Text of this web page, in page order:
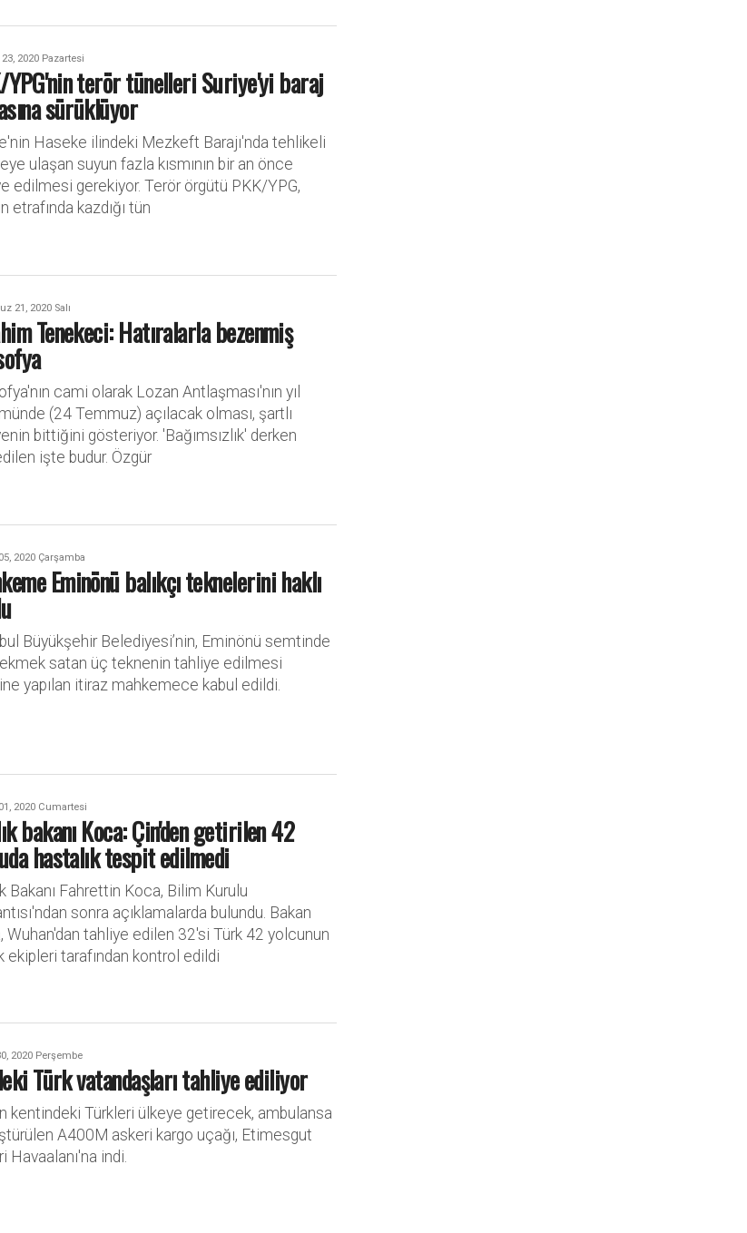
23, 2020 Pazartesi
YPG'nin terör tünelleri Suriye'yi baraj
sürüklüyor
Haseke ilindeki Mezkeft Barajı'nda tehlikeli
ulaşan suyun fazla kısmının bir an önce
edilmesi gerekiyor. Terör örgütü PKK/YPG,
etrafında kazdığı tün
21, 2020 Salı
Tenekeci: Hatıralarla bezenmiş
cami olarak Lozan Antlaşması'nın yıl
(24 Temmuz) açılacak olması, şartlı
bittiğini gösteriyor. 'Bağımsızlık' derken
işte budur. Özgür
2020 Çarşamba
Eminönü balıkçı teknelerini haklı
Büyükşehir Belediyesi’nin, Eminönü semtinde
ekmek satan üç teknenin tahliye edilmesi
yapılan itiraz mahkemece kabul edildi.
2020 Cumartesi
bakanı Koca: Çin'den getirilen 42
hastalık tespit edilmedi
Bakanı Fahrettin Koca, Bilim Kurulu
sonra açıklamalarda bulundu. Bakan
Wuhan'dan tahliye edilen 32'si Türk 42 yolcunun
ekipleri tarafından kontrol edildi
2020 Perşembe
Türk vatandaşları tahliye ediliyor
kentindeki Türkleri ülkeye getirecek, ambulansa
A400M askeri kargo uçağı, Etimesgut
Havaalanı'na indi.